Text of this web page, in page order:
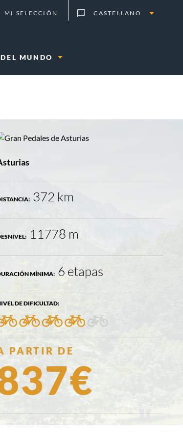
MI SELECCIÓN CASTELLANO
MUNDO
372 km
11778 m
MÍNIMA: 6 etapas
DE DIFICULTAD:
5
PARTIR DE